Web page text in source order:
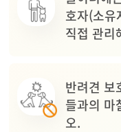
호자(소유
직접 관리
반려견 보
들과의 마
오.